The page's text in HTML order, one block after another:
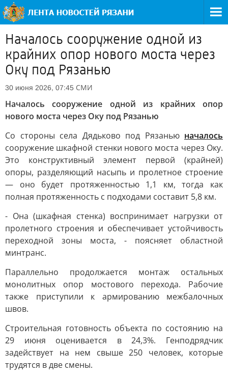
Началось сооружение одной из
крайних опор нового моста через
Оку под Рязанью
30 июня 2026, 07:45 СМИ
Началось сооружение одной из крайних опор
нового моста через Оку под Рязанью
Со стороны села Дядьково под Рязанью началось
сооружение шкафной стенки нового моста через Оку.
Это конструктивный элемент первой (крайней)
опоры, разделяющий насыпь и пролетное строение
— оно будет протяженностью 1,1 км, тогда как
полная протяженность с подходами составит 5,8 км.
- Она (шкафная стенка) воспринимает нагрузки от
пролетного строения и обеспечивает устойчивость
переходной зоны моста, - поясняет областной
минтранс.
Параллельно продолжается монтаж остальных
монолитных опор мостового перехода. Рабочие
также приступили к армированию межбалочных
швов.
Строительная готовность объекта по состоянию на
29 июня оценивается в 24,3%. Генподрядчик
задействует на нем свыше 250 человек, которые
трудятся в две смены.